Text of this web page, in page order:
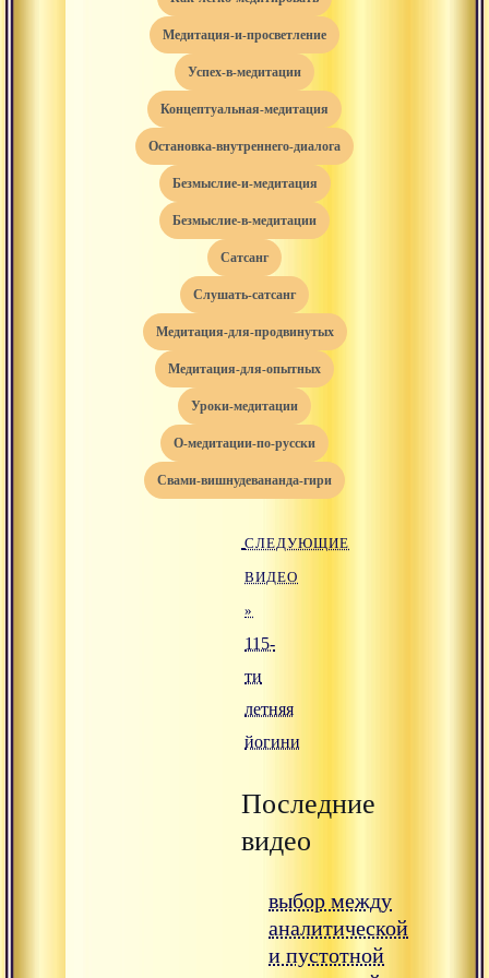
медитация-и-просветление
успех-в-медитации
концептуальная-медитация
остановка-внутреннего-диалога
безмыслие-и-медитация
безмыслие-в-медитации
сатсанг
слушать-сатсанг
медитация-для-продвинутых
медитация-для-опытных
уроки-медитации
о-медитации-по-русски
свами-вишнудевананда-гири
СЛЕДУЮЩИЕ
ВИДЕО
»
115-
ти
летняя
йогини
Последние
видео
выбор между
аналитической
и пустотной